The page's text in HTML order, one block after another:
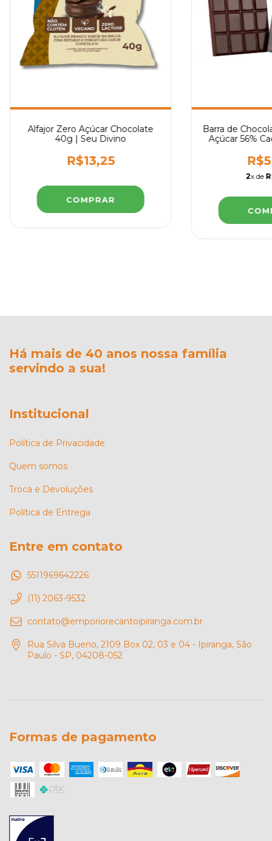
Alfajor Zero Açúcar Chocolate
40g | Seu Divino
R$13,25
Barra de
Açúcar 56%
2x de
Há mais de 40 anos nossa família
servindo a sua!
Institucional
Política de Privacidade
Quem somos
Troca e Devoluções
Política de Entrega
Entre em contato
5511969642226
(11) 2063-9532
contato@emporiorecantoipiranga.com.br
Rua Silva Bueno, 2109 Box 02, 03 e 04 - Ipiranga, São
Paulo - SP, 04208-052
Formas de pagamento